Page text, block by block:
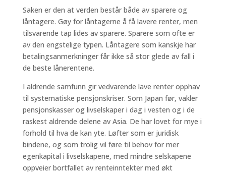
Saken er den at verden består både av sparere og
låntagere. Gøy for låntagerne å få lavere renter, men
tilsvarende tap lides av sparere. Sparere som ofte er
av den engstelige typen. Låntagere som kanskje har
betalingsanmerkninger får ikke så stor glede av fall i
de beste lånerentene.
I aldrende samfunn gir vedvarende lave renter opphav
til systematiske pensjonskriser. Som Japan før, vakler
pensjonskasser og livselskaper i dag i vesten og i de
raskest aldrende delene av Asia. De har lovet for mye i
forhold til hva de kan yte. Løfter som er juridisk
bindene, og som trolig vil føre til behov for mer
egenkapital i livselskapene, med mindre selskapene
oppveier bortfallet av renteinntekter med økt